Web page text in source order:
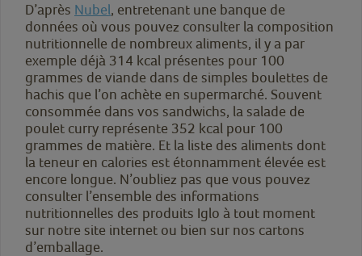
D’après Nubel, entretenant une banque de
données où vous pouvez consulter la composition
nutritionnelle de nombreux aliments, il y a par
exemple déjà 314 kcal présentes pour 100
grammes de viande dans de simples boulettes de
hachis que l’on achète en supermarché. Souvent
consommée dans vos sandwichs, la salade de
poulet curry représente 352 kcal pour 100
grammes de matière. Et la liste des aliments dont
la teneur en calories est étonnamment élevée est
encore longue. N’oubliez pas que vous pouvez
consulter l’ensemble des informations
nutritionnelles des produits Iglo à tout moment
sur notre site internet ou bien sur nos cartons
d’emballage.